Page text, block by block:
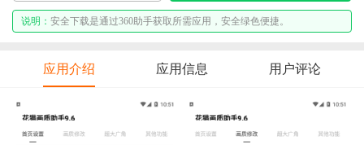
说明： 安全下载是通过360助手获取所需应用，安全绿色便捷。
应用介绍 应用信息 用户评论